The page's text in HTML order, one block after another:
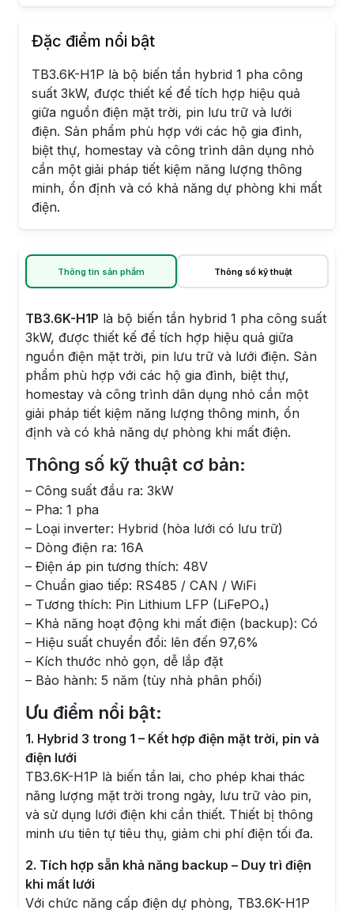
Đặc điểm nổi bật
TB3.6K-H1P là bộ biến tần hybrid 1 pha công
suất 3kW, được thiết kế để tích hợp hiệu quả
giữa nguồn điện mặt trời, pin lưu trữ và lưới
điện. Sản phẩm phù hợp với các hộ gia đình,
biệt thự, homestay và công trình dân dụng nhỏ
cần một giải pháp tiết kiệm năng lượng thông
minh, ổn định và có khả năng dự phòng khi mất
điện.
Thông tin sản phẩm Thông số kỹ thuật
TB3.6K-H1P là bộ biến tần hybrid 1 pha công suất
3kW, được thiết kế để tích hợp hiệu quả giữa
nguồn điện mặt trời, pin lưu trữ và lưới điện. Sản
phẩm phù hợp với các hộ gia đình, biệt thự,
homestay và công trình dân dụng nhỏ cần một
giải pháp tiết kiệm năng lượng thông minh, ổn
định và có khả năng dự phòng khi mất điện.
Thông số kỹ thuật cơ bản:
– Công suất đầu ra: 3kW
– Pha: 1 pha
– Loại inverter: Hybrid (hòa lưới có lưu trữ)
– Dòng điện ra: 16A
– Điện áp pin tương thích: 48V
– Chuẩn giao tiếp: RS485 / CAN / WiFi
– Tương thích: Pin Lithium LFP (LiFePO₄)
– Khả năng hoạt động khi mất điện (backup): Có
– Hiệu suất chuyển đổi: lên đến 97,6%
– Kích thước nhỏ gọn, dễ lắp đặt
– Bảo hành: 5 năm (tùy nhà phân phối)
Ưu điểm nổi bật:
1. Hybrid 3 trong 1 – Kết hợp điện mặt trời, pin và
điện lưới
TB3.6K-H1P là biến tần lai, cho phép khai thác
năng lượng mặt trời trong ngày, lưu trữ vào pin,
và sử dụng lưới điện khi cần thiết. Thiết bị thông
minh ưu tiên tự tiêu thụ, giảm chi phí điện tối đa.
2. Tích hợp sẵn khả năng backup – Duy trì điện
khi mất lưới
Với chức năng cấp điện dự phòng, TB3.6K-H1P